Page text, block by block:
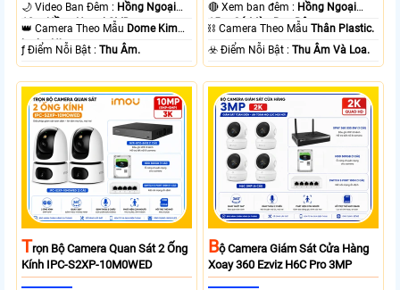
🌙 Video Ban Đêm : Hồng Ngoại
10m Hồng Ngoại SMD.
👑 Camera Theo Mẫu Dome Kim
loại + Nhựa.
️ƒ Điểm Nỗi Bật :Thu Âm.
🔴 Xem ban đêm : Hồng Ngoại
15m Có Màu Ban Ðêm.
⛓ Camera Theo MẫuThân Plastic.
️☣️ Điểm Nỗi Bật :Thu Âm Và Loa.
TRọn Bộ Camera Quan Sát 2 Ống
Kính IPC-S2XP-10M0WED
BỘ Camera Giám Sát Cửa Hàng
Xoay 360 Ezviz H6C Pro 3MP